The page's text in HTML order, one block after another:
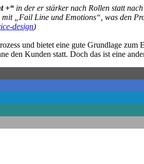
+“ in der er stärker nach Rollen statt
„Fail Line und Emotions“, was den
design)
und bietet eine gute Grundlage
den Kunden statt. Doch das ist eine